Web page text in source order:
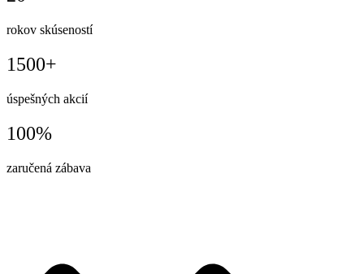
rokov skúseností
1500+
úspešných akcií
100%
zaručená zábava